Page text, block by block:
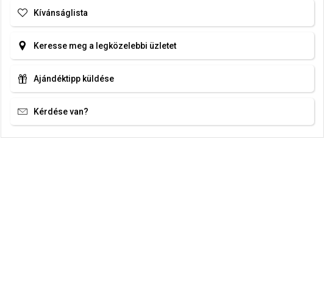
Kívánságlista
Keresse meg a legközelebbi üzletet
Ajándéktipp küldése
Kérdése van?